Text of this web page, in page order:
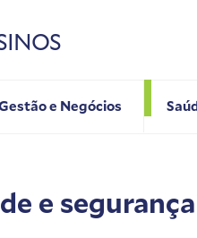
e Negócios
e